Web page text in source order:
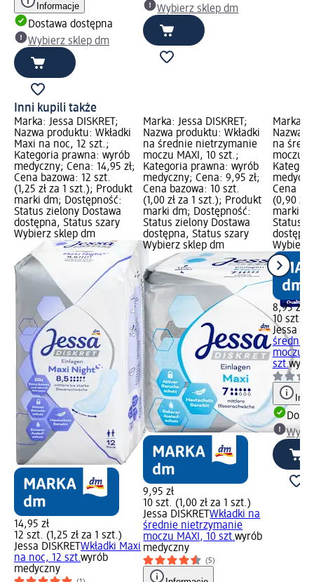
Informacje
Dostawa dostępna
Wybierz sklep dm
Wybierz sklep dm
Inni kupili także
Marka: Jessa DISKRET;
Nazwa produktu: Wkładki
Maxi na noc, 12 szt.;
Kategoria prawna: wyrób
medyczny; Cena: 14,95 zł;
Cena bazowa: 12 szt.
(1,25 zł za 1 szt.); Produkt
marki dm; Dostępność:
Status zielony Dostawa
dostępna, Status szary
Wybierz sklep dm
14,95 zł
12 szt. (1,25 zł za 1 szt.)
Jessa DISKRET Wkładki Maxi
na noc, 12 szt.wyrób
medyczny
Marka: Jessa DISKRET;
Nazwa produktu: Wkładki
na średnie nietrzymanie
moczu MAXI, 10 szt.;
Kategoria prawna: wyrób
medyczny; Cena: 9,95 zł;
Cena bazowa: 10 szt.
(1,00 zł za 1 szt.); Produkt
marki dm; Dostępność:
Status zielony Dostawa
dostępna, Status szary
Wybierz sklep dm
9,95 zł
10 szt. (1,00 zł za 1 szt.)
Jessa DISKRETWkładki na
średnie nietrzymanie
moczu MAXI, 10 szt.wyrób
medyczny
(5)
Marka:
Nazwa
na
moczu
Cena
(0,90 zł
marki
Status
Wybierz
8,95 zł
10 szt.
Jessa
średnie
moczu
szt.